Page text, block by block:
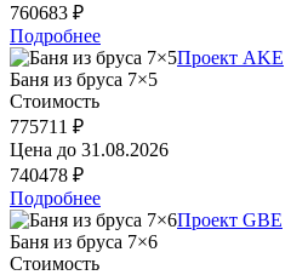
760683 ₽
Подробнее
Проект AKE
Баня из бруса 7×5
Стоимость
775711 ₽
Цена до 31.08.2026
740478 ₽
Подробнее
Проект GBE
Баня из бруса 7×6
Стоимость